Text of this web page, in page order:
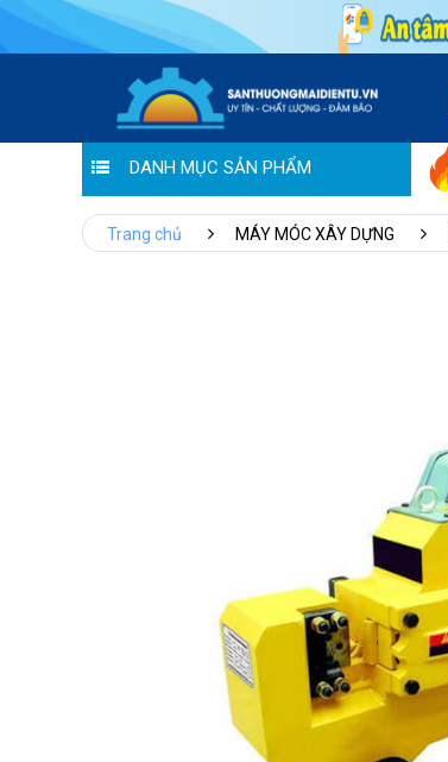
DANH MỤC SẢN PHẨMHoàng Liên chung tay đẩy
Trang chủ MÁY MÓC XÂY DỰNG